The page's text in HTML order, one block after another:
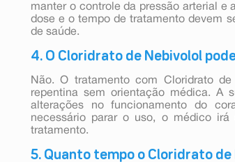
manter o controle da pressão arterial e
dose e o tempo de tratamento devem
de saúde.
4. O Cloridrato de Nebivolol
Não. O tratamento com Cloridrato
repentina sem orientação médica. A
alterações no funcionamento do
necessário parar o uso, o médico
tratamento.
5. Quanto tempo o Cloridrato